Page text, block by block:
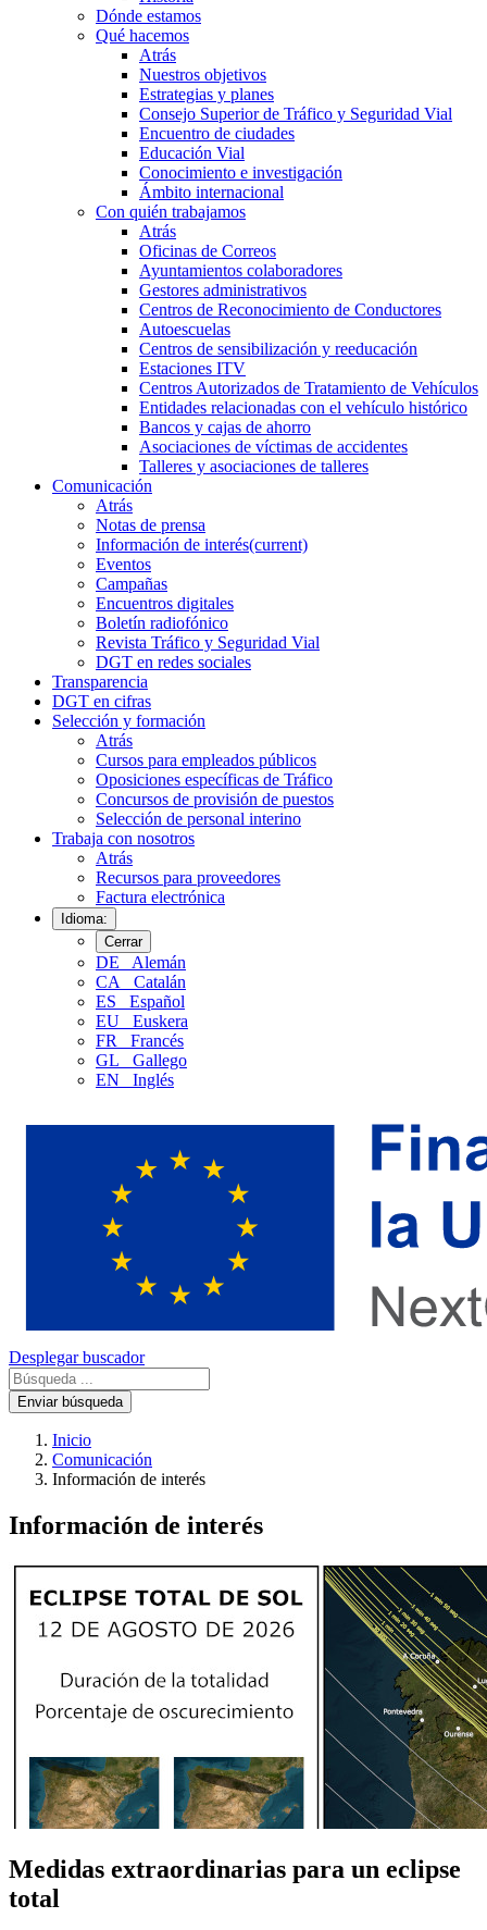
Dónde estamos
Qué hacemos
Atrás
Nuestros objetivos
Estrategias y planes
Consejo Superior de Tráfico y Seguridad Vial
Encuentro de ciudades
Educación Vial
Conocimiento e investigación
Ámbito internacional
Con quién trabajamos
Atrás
Oficinas de Correos
Ayuntamientos colaboradores
Gestores administrativos
Centros de Reconocimiento de Conductores
Autoescuelas
Centros de sensibilización y reeducación
Estaciones ITV
Centros Autorizados de Tratamiento de Vehículos
Entidades relacionadas con el vehículo histórico
Bancos y cajas de ahorro
Asociaciones de víctimas de accidentes
Talleres y asociaciones de talleres
Comunicación
Atrás
Notas de prensa
Información de interés(current)
Eventos
Campañas
Encuentros digitales
Boletín radiofónico
Revista Tráfico y Seguridad Vial
DGT en redes sociales
Transparencia
DGT en cifras
Selección y formación
Atrás
Cursos para empleados públicos
Oposiciones específicas de Tráfico
Concursos de provisión de puestos
Selección de personal interino
Trabaja con nosotros
Atrás
Recursos para proveedores
Factura electrónica
Idioma:
Cerrar
DE
Alemán
CA
Catalán
ES
Español
EU
Euskera
FR
Francés
GL
Gallego
EN
Inglés
Desplegar buscador
Enviar búsqueda
Inicio
Comunicación
Información de interés
Información de interés
Medidas extraordinarias para un eclipse
total